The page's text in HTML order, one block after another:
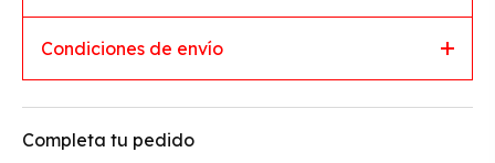
Condiciones de envío
Completa tu pedido